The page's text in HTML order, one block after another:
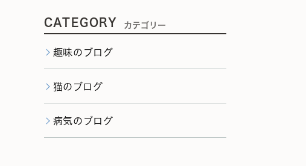
CATEGORY カテゴリー
趣味のブログ
猫のブログ
病気のブログ